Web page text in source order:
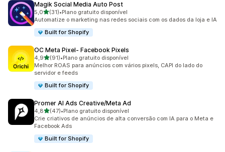
Magik Social Media Auto Post
5,0de 5 estrelas
(31)
31 avaliações ao todo
•Plano gratuito disponível
Automatize o marketing nas redes sociais com os dados da loja e IA
Built for Shopify
OC Meta Pixel‑ Facebook Pixels
4,9de 5 estrelas
(91)
91 avaliações ao todo
•Plano gratuito disponível
Melhor ROAS para anúncios com vários pixels, CAPI do lado do
servidor e feeds
Built for Shopify
Promer AI Ads Creative/Meta Ad
4,8de 5 estrelas
(47)
47 avaliações ao todo
•Plano gratuito disponível
Crie criativos de anúncios de alta conversão com IA para o Meta e
Facebook Ads
Built for Shopify